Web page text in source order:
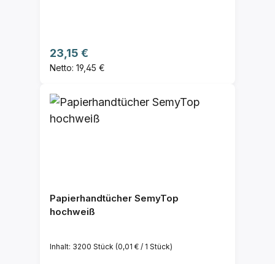
Regulärer Preis:
23,15 €
Netto: 19,45 €
Papierhandtücher SemyTop
hochweiß
Inhalt: 3200 Stück (0,01 € / 1 Stück)